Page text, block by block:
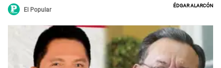
El Popular
Édgar Alarcón